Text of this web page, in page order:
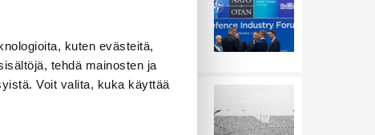
kuten evästeitä,
tehdä mainosten ja
Voit valita, kuka käyttää
Uutiset
Harva tajusi Hitlerin